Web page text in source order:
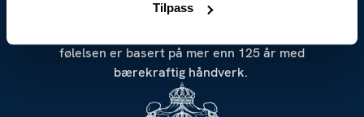
Tilpass
lager klassiske og moderne klær som er anerkjente
følelsen er basert på mer enn 125 år med
bærekraftig håndverk.